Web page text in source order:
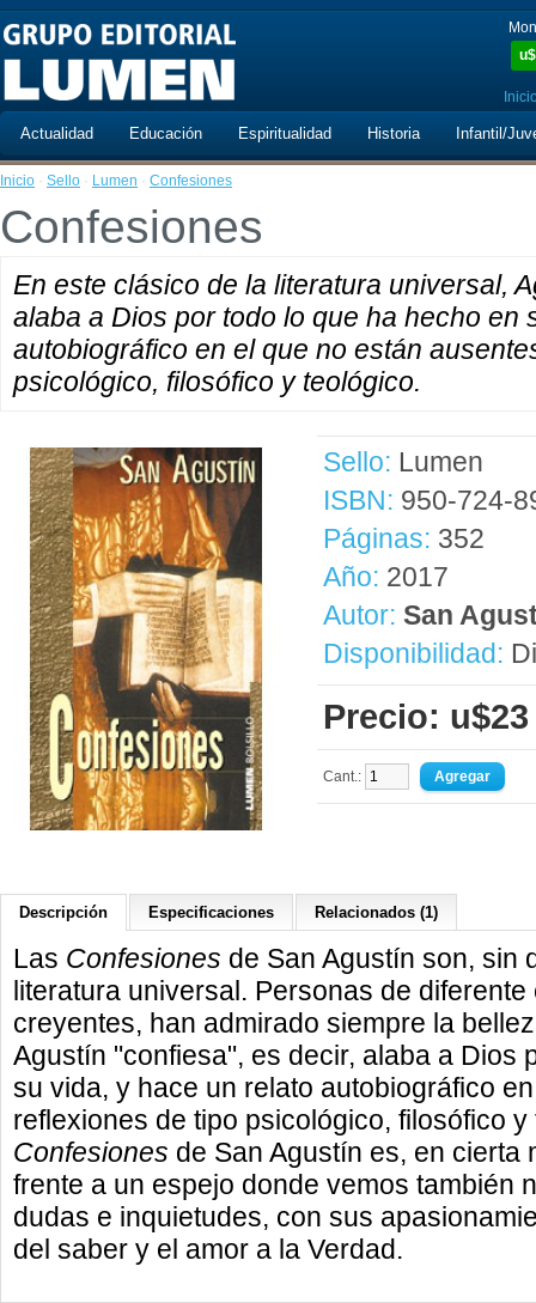
u$
Actualidad Educación Espiritualidad Historia Infantil/
Inicio · Sello · Lumen · Confesiones
Confesiones
En este clásico de la literatura universal,
alaba a Dios por todo lo que ha hecho en
autobiográfico en el que no están
psicológico, filosófico y teológico.
Sello: Lumen
ISBN: 950-724-
Páginas: 352
Año: 2017
Autor: San
Disponibilidad:
Precio: u$23
Cant.:
Descripción Especificaciones Relacionados (1)
Las Confesiones de San Agustín son, sin
literatura universal. Personas de
creyentes, han admirado siempre la
Agustín "confiesa", es decir, alaba a Dios
su vida, y hace un relato autobiográfico
reflexiones de tipo psicológico, filosófico
Confesiones de San Agustín es, en
frente a un espejo donde vemos también
dudas e inquietudes, con sus
del saber y el amor a la Verdad.